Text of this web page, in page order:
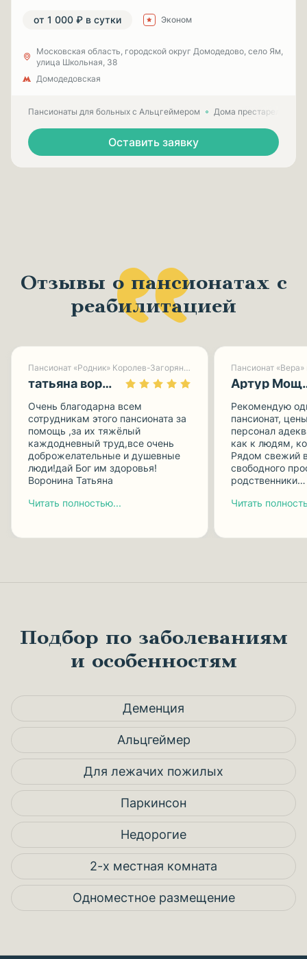
от 1 000 ₽ в сутки Эконом
Московская область, городской округ Домодедово, село Ям,
улица Школьная, 38
Домодедовская
Пансионаты для больных с Альцгеймером Дома престарелых
Оставить заявку
Отзывы о пансионатах с
реабилитацией
Пансионат «Родник» Королев-Загорянский
татьяна воронина
Очень благодарна всем
сотрудникам этого пансионата за
помощь ,за их тяжёлый
каждодневный труд,все очень
доброжелательные и душевные
люди!дай Бог им здоровья!
Воронина Татьяна
Читать полностью...
Пансионат
Рекомендую
пансионат,
персонал
как к людям,
Рядом свежий
свободного
родственники…
Читать
Подбор по заболеваниям
и особенностям
Деменция
Альцгеймер
Для лежачих пожилых
Паркинсон
Недорогие
2-х местная комната
Одноместное размещение